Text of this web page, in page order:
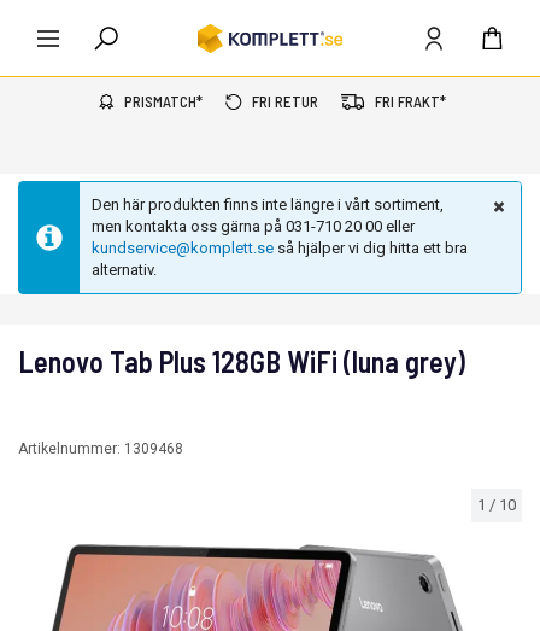
PRISMATCH* FRI RETUR FRI FRAKT*
Den här produkten finns inte längre i vårt sortiment,
men kontakta oss gärna på 031-710 20 00 eller
kundservice@komplett.se så hjälper vi dig hitta ett bra
alternativ.
1 / 10
Lenovo Tab Plus 128GB WiFi (luna grey)
Artikelnummer: 1309468